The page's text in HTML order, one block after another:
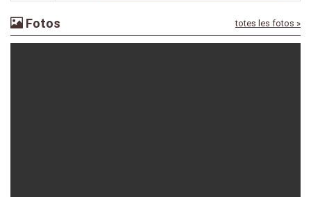
Fotos totes les fotos »